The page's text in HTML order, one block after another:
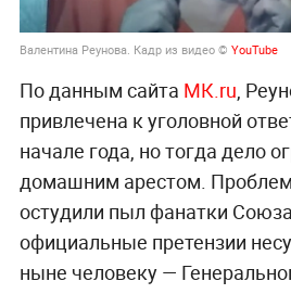
Валентина Реунова. Кадр из видео © YouTube
По данным сайта МК.ru,
привлечена к уголовной
начале года, но тогда дело
домашним арестом.
остудили пыл фанатки
официальные претензии
ныне человеку —